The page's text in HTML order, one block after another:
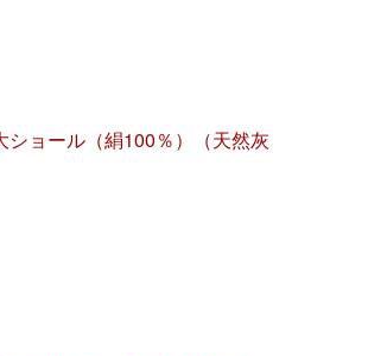
ショール（絹100％）（天然灰